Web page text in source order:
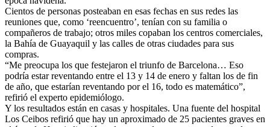
Cientos de personas posteaban en esas fechas en sus redes las
reuniones que, como ‘reencuentro’, tenían con su familia o
compañeros de trabajo; otros miles copaban los centros comerciales,
la Bahía de Guayaquil y las calles de otras ciudades para sus
compras.
“Me preocupa los que festejaron el triunfo de Barcelona… Eso
podría estar reventando entre el 13 y 14 de enero y faltan los de fin
de año, que estarían reventando por el 16, todo es matemático”,
refirió el experto epidemiólogo.
Y los resultados están en casas y hospitales. Una fuente del hospital
Los Ceibos refirió que hay un aproximado de 25 pacientes graves en